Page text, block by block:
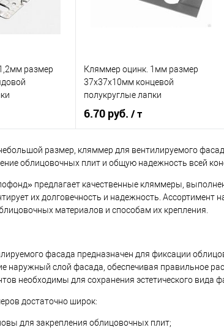
Под заказ
В избранное
Под заказ
размер
Сравнение
Кляммер оцинк. 1мм размер
37х37х10мм концевой
полукруглые лапки
6.70 руб. / т
В корзину
Купить в 1 клик
Сравнение
размер, кляммер для вентилируемого
облицовочных плит и общую надежность всей
предлагает качественные кляммеры,
их долговечность и надежность.
материалов и способам их крепления.
фасада предназначен для фиксации
наружный слой фасада, обеспечивая правильное
необходимы для сохранения эстетического
достаточно широк:
для закрепления облицовочных плит;